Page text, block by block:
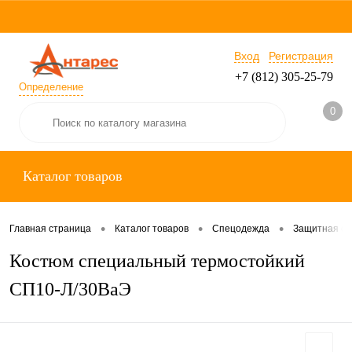
Определение
Вход Регистрация
+7 (812) 305-25-79
0
Каталог товаров
Главная страница • Каталог товаров • Спецодежда • Защитная
Костюм специальный термостойкий
СП10-Л/30ВаЭ